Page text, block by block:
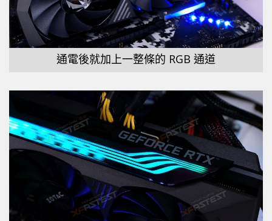
通電後就加上一整條的 RGB 通道